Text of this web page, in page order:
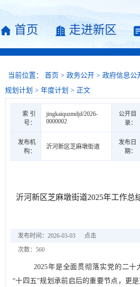
首页 走进新区
当前位置： 首页 > 政务公开 > 政府信息公
规划计划 > 年度计划 > 正文
索 引
号：
jingkaiquzmdjd/2026-
0000002
公开目
录：
发布机
构：
沂河新区芝麻墩街道
发布日
期：
沂河新区芝麻墩街道2025年工作总
发布时间：2026-03-03
点击
次数： 560
2025年是全面贯彻落实党的二十
“十四五”规划承前启后的重要节点，更